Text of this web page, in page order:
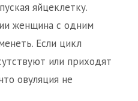
яйцеклетку.
женщина с одним
Если цикл
или приходят
овуляция не